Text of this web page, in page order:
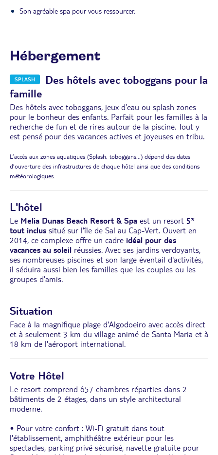
Son agréable spa pour vous ressourcer.
Hébergement
SPLASH
Des hôtels avec toboggans pour la
famille
Des hôtels avec toboggans, jeux d’eau ou splash zones
pour le bonheur des enfants. Parfait pour les familles à la
recherche de fun et de rires autour de la piscine. Tout y
est pensé pour des vacances actives et joyeuses en tribu.
L’accès aux zones aquatiques (Splash, toboggans...) dépend des dates
d’ouverture des infrastructures de chaque hôtel ainsi que des conditions
météorologiques.
L'hôtel
Le Melia Dunas Beach Resort & Spa est un resort 5*
tout inclus situé sur l'île de Sal au Cap-Vert. Ouvert en
2014, ce complexe offre un cadre idéal pour des
vacances au soleil réussies. Avec ses jardins verdoyants,
ses nombreuses piscines et son large éventail d'activités,
il séduira aussi bien les familles que les couples ou les
groupes d'amis.
Situation
Face à la magnifique plage d'Algodoeiro avec accès direct
et à seulement 3 km du village animé de Santa Maria et à
18 km de l'aéroport international.
Votre Hôtel
Le resort comprend 657 chambres réparties dans 2
bâtiments de 2 étages, dans un style architectural
moderne.
• Pour votre confort : Wi-Fi gratuit dans tout
l'établissement, amphithéâtre extérieur pour les
spectacles, parking privé sécurisé, navette gratuite pour